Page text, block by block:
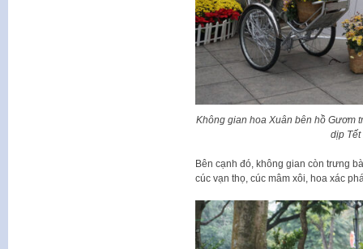
Không gian hoa Xuân bên hồ Gươm
dịp
Bên cạnh đó, không gian còn trưng
cúc vạn thọ, cúc mâm xôi, hoa xác